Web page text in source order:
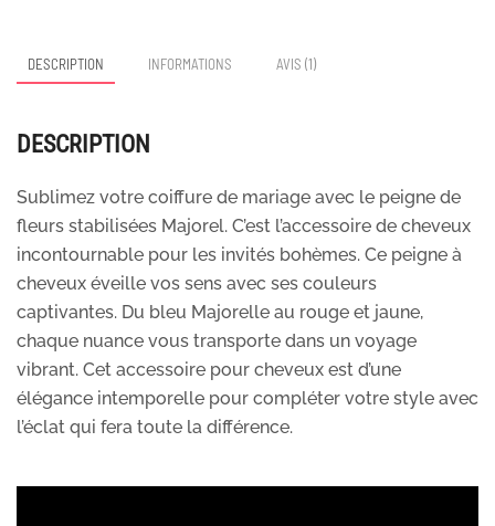
DESCRIPTION INFORMATIONS AVIS (1)
DESCRIPTION
Sublimez votre coiffure de mariage avec le peigne de
fleurs stabilisées Majorel. C’est l’accessoire de cheveux
incontournable pour les invités bohèmes. Ce peigne à
cheveux éveille vos sens avec ses couleurs
captivantes. Du bleu Majorelle au rouge et jaune,
chaque nuance vous transporte dans un voyage
vibrant. Cet accessoire pour cheveux est d’une
élégance intemporelle pour compléter votre style avec
l’éclat qui fera toute la différence.